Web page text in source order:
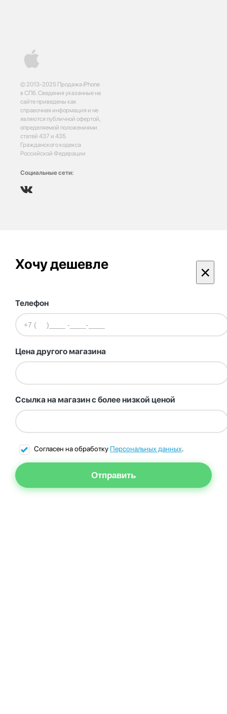
© 2013-2025 Продажа iPhone
в СПб. Сведения указанные на
сайте приведены как
справочная информация и не
являются публичной офертой,
определяемой положениями
статей 437 и 435
Гражданского кодекса
Российской Федерации
Социальные сети:
Хочу дешевле ×
Телефон
Цена другого магазина
Ссылка на магазин с более низкой ценой
Согласен на обработку Персональных данных.
Отправить